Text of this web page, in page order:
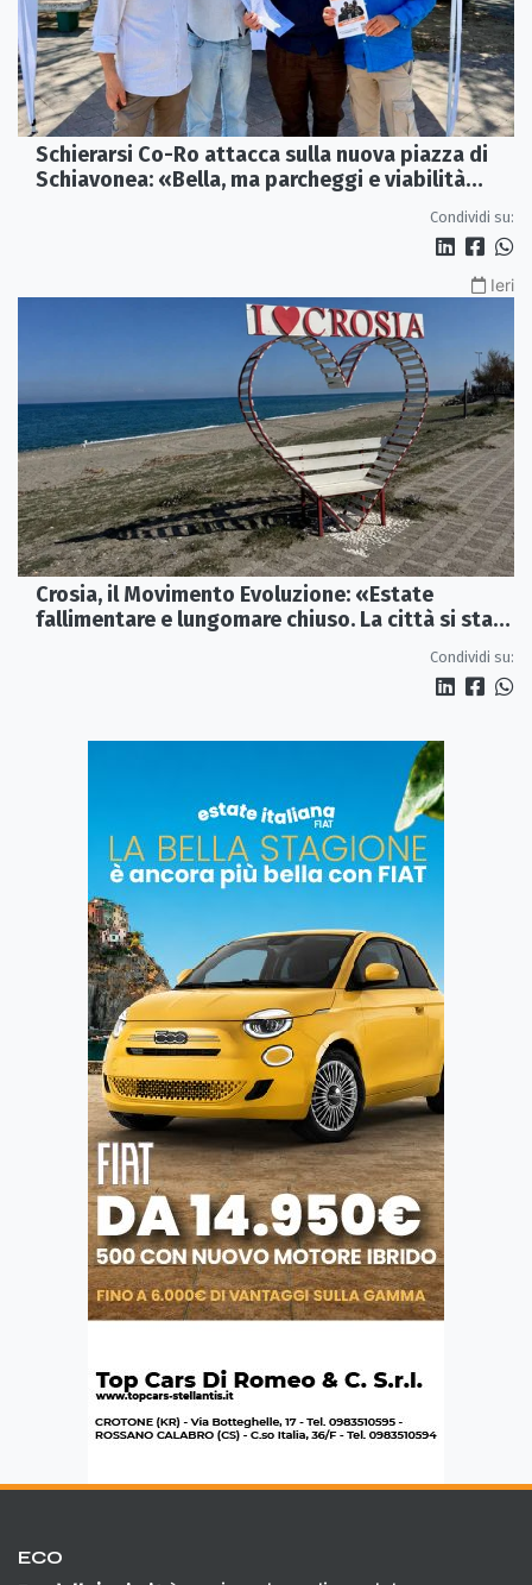
Schierarsi Co-Ro attacca sulla nuova piazza di
Schiavonea: «Bella, ma parcheggi e viabilità
Condividi su:
Ieri
Crosia, il Movimento Evoluzione: «Estate
fallimentare e lungomare chiuso. La città si sta
Condividi su:
ECO